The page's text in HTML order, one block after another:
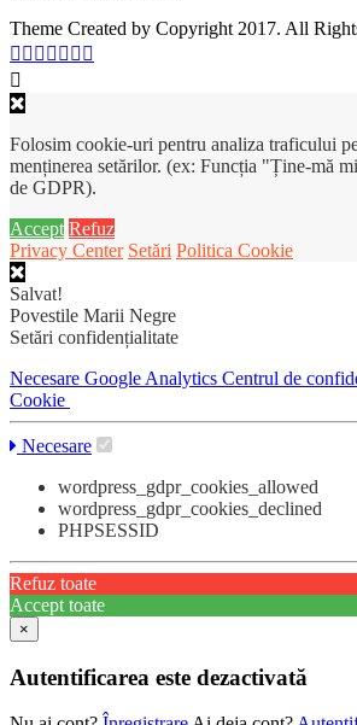
Theme Created by Copyright 2017. All
Folosim cookie-uri pentru analiza traficului
menținerea setărilor. (ex: Funcția "Ține-mă
de GDPR).
Accept Refuz
Privacy Center Setări Politica Cookie
Salvat!
Povestile Marii Negre
Setări confidențialitate
Necesare Google Analytics Centrul de
Cookie
Necesare
wordpress_gdpr_cookies_allowed
wordpress_gdpr_cookies_declined
PHPSESSID
Refuz toate
Accept toate
×
Autentificarea este dezactivată